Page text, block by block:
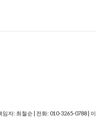
자: 최철순 | 전화: 010-3265-0788 | 이